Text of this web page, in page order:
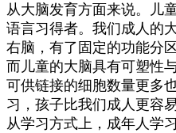
从大脑发育方面来说。儿
语言习得者。我们成人的
右脑，有了固定的功能分区
而儿童的大脑具有可塑性
可供链接的细胞数量更多
习，孩子比我们成人更容易
从学习方式上，成年人学